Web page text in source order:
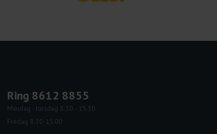
Ring 8612 8855
Mandag - torsdag 8.30 - 15.30
Fredag 8.30-15.00